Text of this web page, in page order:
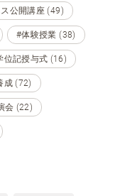
公開講座 (49)
#体験授業 (38)
位記授与式 (16)
成 (72)
会 (22)